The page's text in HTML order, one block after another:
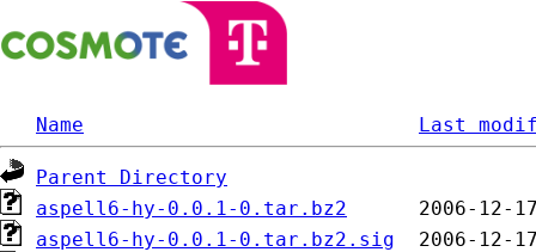
Name Last
Parent Directory
aspell6-hy-0.0.1-0.tar.bz2
aspell6-hy-0.0.1-0.tar.bz2.sig